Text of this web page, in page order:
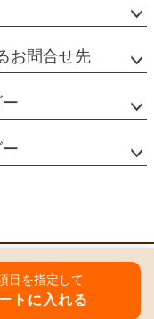
目を指定して
トに入れる
お問合せ先